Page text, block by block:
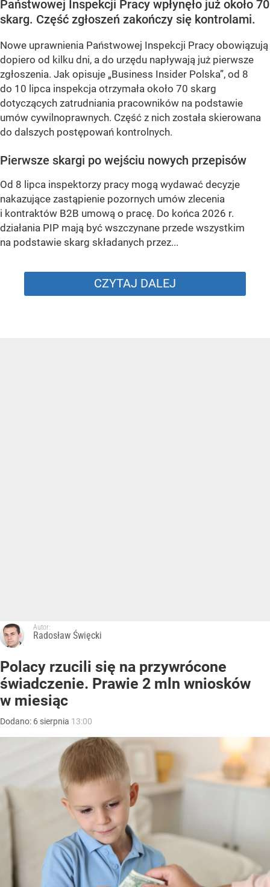
Państwowej Inspekcji Pracy wpłynęło już około 70
skarg. Część zgłoszeń zakończy się kontrolami.
Nowe uprawnienia Państwowej Inspekcji Pracy obowiązują
dopiero od kilku dni, a do urzędu napływają już pierwsze
zgłoszenia. Jak opisuje „Business Insider Polska”, od 8
do 10 lipca inspekcja otrzymała około 70 skarg
dotyczących zatrudniania pracowników na podstawie
umów cywilnoprawnych. Część z nich została skierowana
do dalszych postępowań kontrolnych.
Pierwsze skargi po wejściu nowych przepisów
Od 8 lipca inspektorzy pracy mogą wydawać decyzje
nakazujące zastąpienie pozornych umów zlecenia
i kontraktów B2B umową o pracę. Do końca 2026 r.
działania PIP mają być wszczynane przede wszystkim
na podstawie skarg składanych przez...
CZYTAJ DALEJ
Autor:
Radosław Święcki
Polacy rzucili się na przywrócone
świadczenie. Prawie 2 mln wniosków
w miesiąc
Dodano: 6 sierpnia 13:00